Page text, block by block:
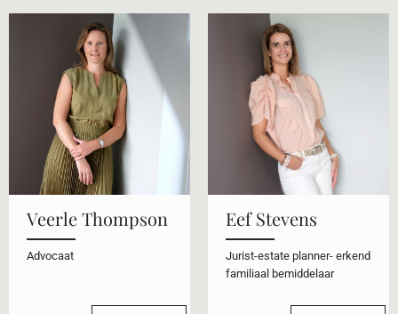
Veerle Thompson
Advocaat
Eef Stevens
Jurist-estate planner- erkend
familiaal bemiddelaar